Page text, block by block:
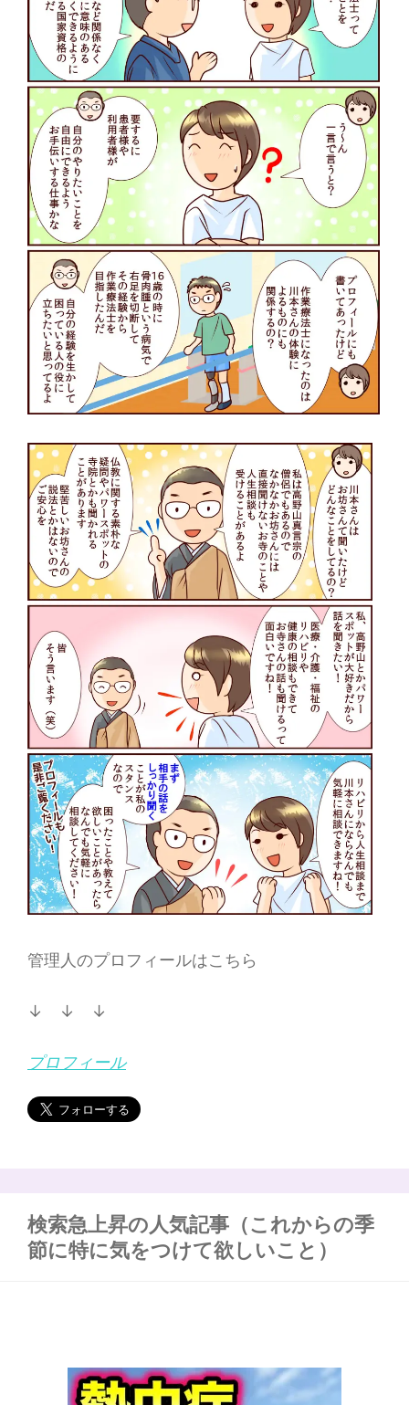
管理人のプロフィールはこちら
↓ ↓ ↓
プロフィール
検索急上昇の人気記事（これからの季
節に特に気をつけて欲しいこと）